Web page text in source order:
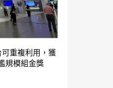
重複利用，獲
規模組金獎